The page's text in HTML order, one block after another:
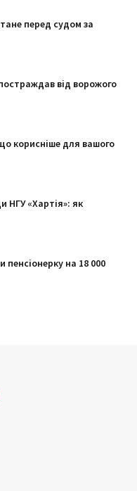
перед судом за
від ворожого
корисніше для вашого
НГУ «Хартія»: як
пенсіонерку на 18 000